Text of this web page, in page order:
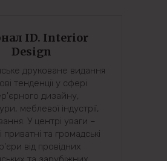
ID. Interior
Design
друковане видання
тенденції у сфері
дизайну,
меблевої індустрії,
У центрі уваги –
приватні та громадські
від провідних